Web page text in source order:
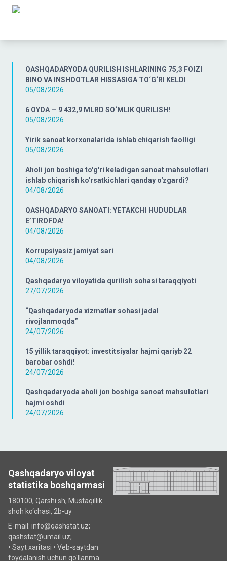
QASHQADARYODA QURILISH ISHLARINING 75,3 FOIZI
BINO VA INSHOOTLAR HISSASIGA TO‘G‘RI KELDI
05/08/2026
6 OYDA — 9 432,9 MLRD SO‘MLIK QURILISH!
05/08/2026
Yirik sanoat korxonalarida ishlab chiqarish faolligi
05/08/2026
Aholi jon boshiga to'g'ri keladigan sanoat mahsulotlari
ishlab chiqarish ko'rsatkichlari qanday o'zgardi?
04/08/2026
QASHQADARYO SANOATI: YETAKCHI HUDUDLAR
E’TIROFDA!
04/08/2026
Korrupsiyasiz jamiyat sari
04/08/2026
Qashqadaryo viloyatida qurilish sohasi taraqqiyoti
27/07/2026
“Qashqadaryoda xizmatlar sohasi jadal
rivojlanmoqda”
24/07/2026
15 yillik taraqqiyot: investitsiyalar hajmi qariyb 22
barobar oshdi!
24/07/2026
Qashqadaryoda aholi jon boshiga sanoat mahsulotlari
hajmi oshdi
24/07/2026
Qashqadaryo viloyat
statistika boshqarmasi
180100, Qarshi sh, Mustаqillik
shoh ko‘chаsi, 2b-uy
E-mail: info@qashstat.uz;
qashstat@umail.uz;
• Sayt xaritasi • Veb-saytdan
foydalanish uchun qo'llanma